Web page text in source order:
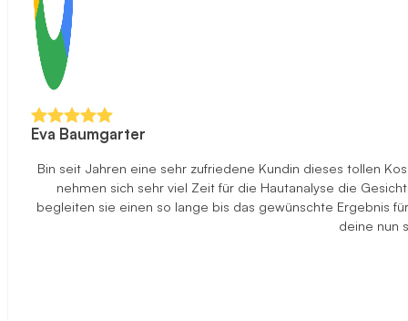
Eva Baumgarter
Bin seit Jahren eine sehr zufriedene Kundin dieses tollen
nehmen sich sehr viel Zeit für die Hautanalyse die
begleiten sie einen so lange bis das gewünschte Ergebnis
deine nun